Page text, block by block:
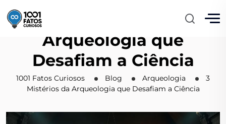
Arqueologia que
Desafiam a Ciência
1001 Fatos Curiosos Blog Arqueologia
3
Mistérios da Arqueologia que Desafiam a Ciência